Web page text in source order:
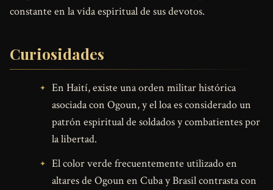
constante en la vida espiritual de sus devotos.
Curiosidades
En Haití, existe una orden militar histórica
asociada con Ogoun, y el loa es considerado un
patrón espiritual de soldados y combatientes por
la libertad.
El color verde frecuentemente utilizado en
altares de Ogoun en Cuba y Brasil contrasta con